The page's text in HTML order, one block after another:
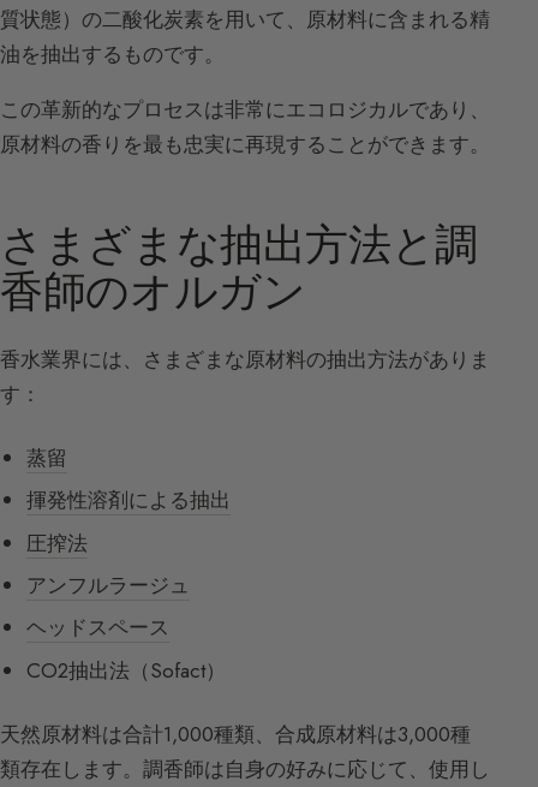
質状態）の二酸化炭素を用いて、原材料に含まれる精
油を抽出するものです。
この革新的なプロセスは非常にエコロジカルであり、
原材料の香りを最も忠実に再現することができます。
さまざまな抽出方法と調
香師のオルガン
香水業界には、さまざまな原材料の抽出方法がありま
す：
蒸留
揮発性溶剤による抽出
圧搾法
アンフルラージュ
ヘッドスペース
CO2抽出法（Sofact）
天然原材料は合計1,000種類、合成原材料は3,000種
類存在します。調香師は自身の好みに応じて、使用し